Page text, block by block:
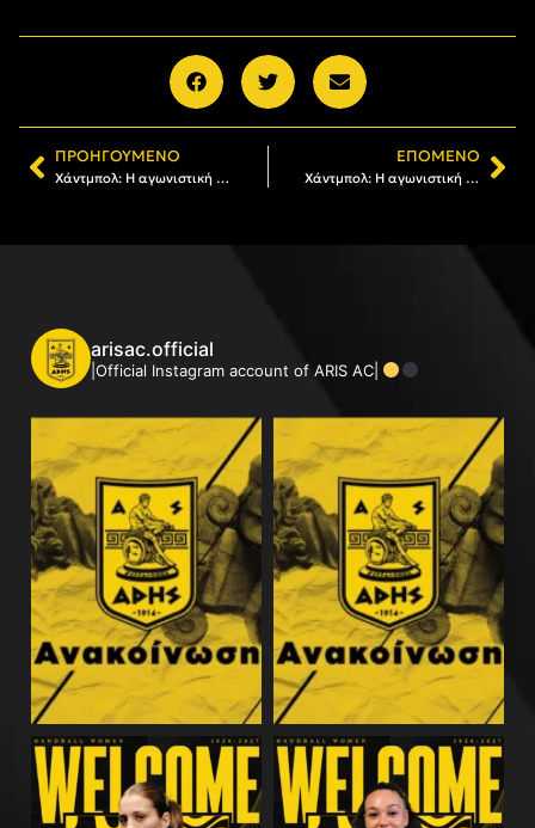
ΠΡΟΗΓΟΎΜΕΝΟ
Χάντμπολ: Η αγωνιστική δραστηριότητα του ΑΡΗ
ΕΠΌΜΕΝΟ
Χάντμπολ: Η αγωνιστική δραστηριότητα του Α.Σ. ΑΡΗΣ
arisac.official
|Official Instagram account of ARIS AC|